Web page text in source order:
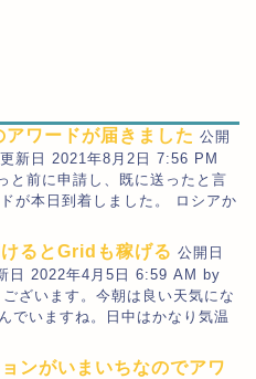
ワードが届きました 公開
新日 2021年8月2日 7:56 PM
と前に申請し、既に送ったと言
が本日到着しました。 ロシアか
るとGridも稼げる 公開日
2022年4月5日 6:59 AM by
ざいます。今朝は良い天気にな
でいますね。日中はかなり気温
ンがいまいちなのでアワ